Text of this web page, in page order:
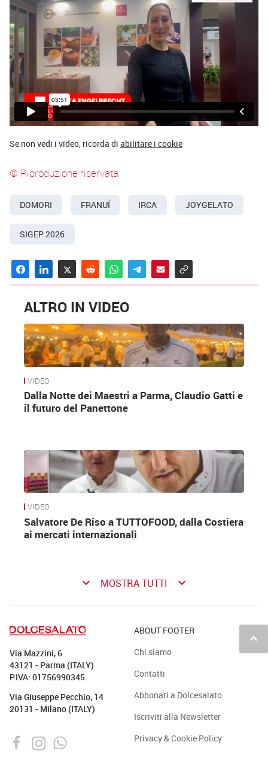
Se non vedi i video, ricorda di abilitare i cookie
© Riproduzione riservata
DOMORI FRANUÍ IRCA JOYGELATO
SIGEP 2026
ALTRO IN VIDEO
VIDEO
Dalla Notte dei Maestri a Parma, Claudio Gatti e
il futuro del Panettone
VIDEO
Salvatore De Riso a TUTTOFOOD, dalla Costiera
ai mercati internazionali
keyboard_arrow_down MOSTRA TUTTI keyboard_arrow_down
keyboard_arrow_up
Via Mazzini, 6
43121 - Parma (ITALY)
P.IVA: 01756990345
Via Giuseppe Pecchio, 14
20131 - Milano (ITALY)
ABOUT FOOTER
Chi siamo
Contatti
Abbonati a Dolcesalato
Iscriviti alla Newsletter
Privacy & Cookie Policy